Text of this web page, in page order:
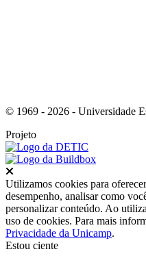
© 1969 - 2026 - Universidade
Projeto
Utilizamos cookies para
desempenho, analisar como
personalizar conteúdo. Ao
uso de cookies. Para mais
Privacidade da Unicamp.
Estou ciente